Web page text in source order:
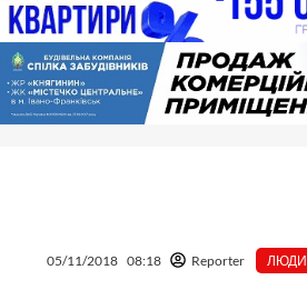
05/11/2018 08:18 Reporter ЛЮДИ